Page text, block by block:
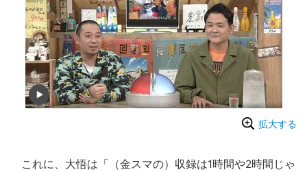
拡大する
これに、大悟は「（金スマの）収録は1時間や2時間じゃ